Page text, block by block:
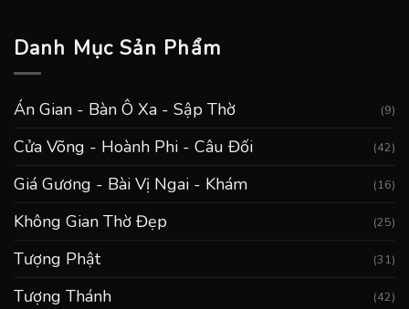
Danh Mục Sản Phẩm
Án Gian - Bàn Ô Xa - Sập Thờ (9)
Cửa Võng - Hoành Phi - Câu Đối (42)
Giá Gương - Bài Vị Ngai - Khám (16)
Không Gian Thờ Đẹp (25)
Tượng Phật (31)
Tượng Thánh (42)